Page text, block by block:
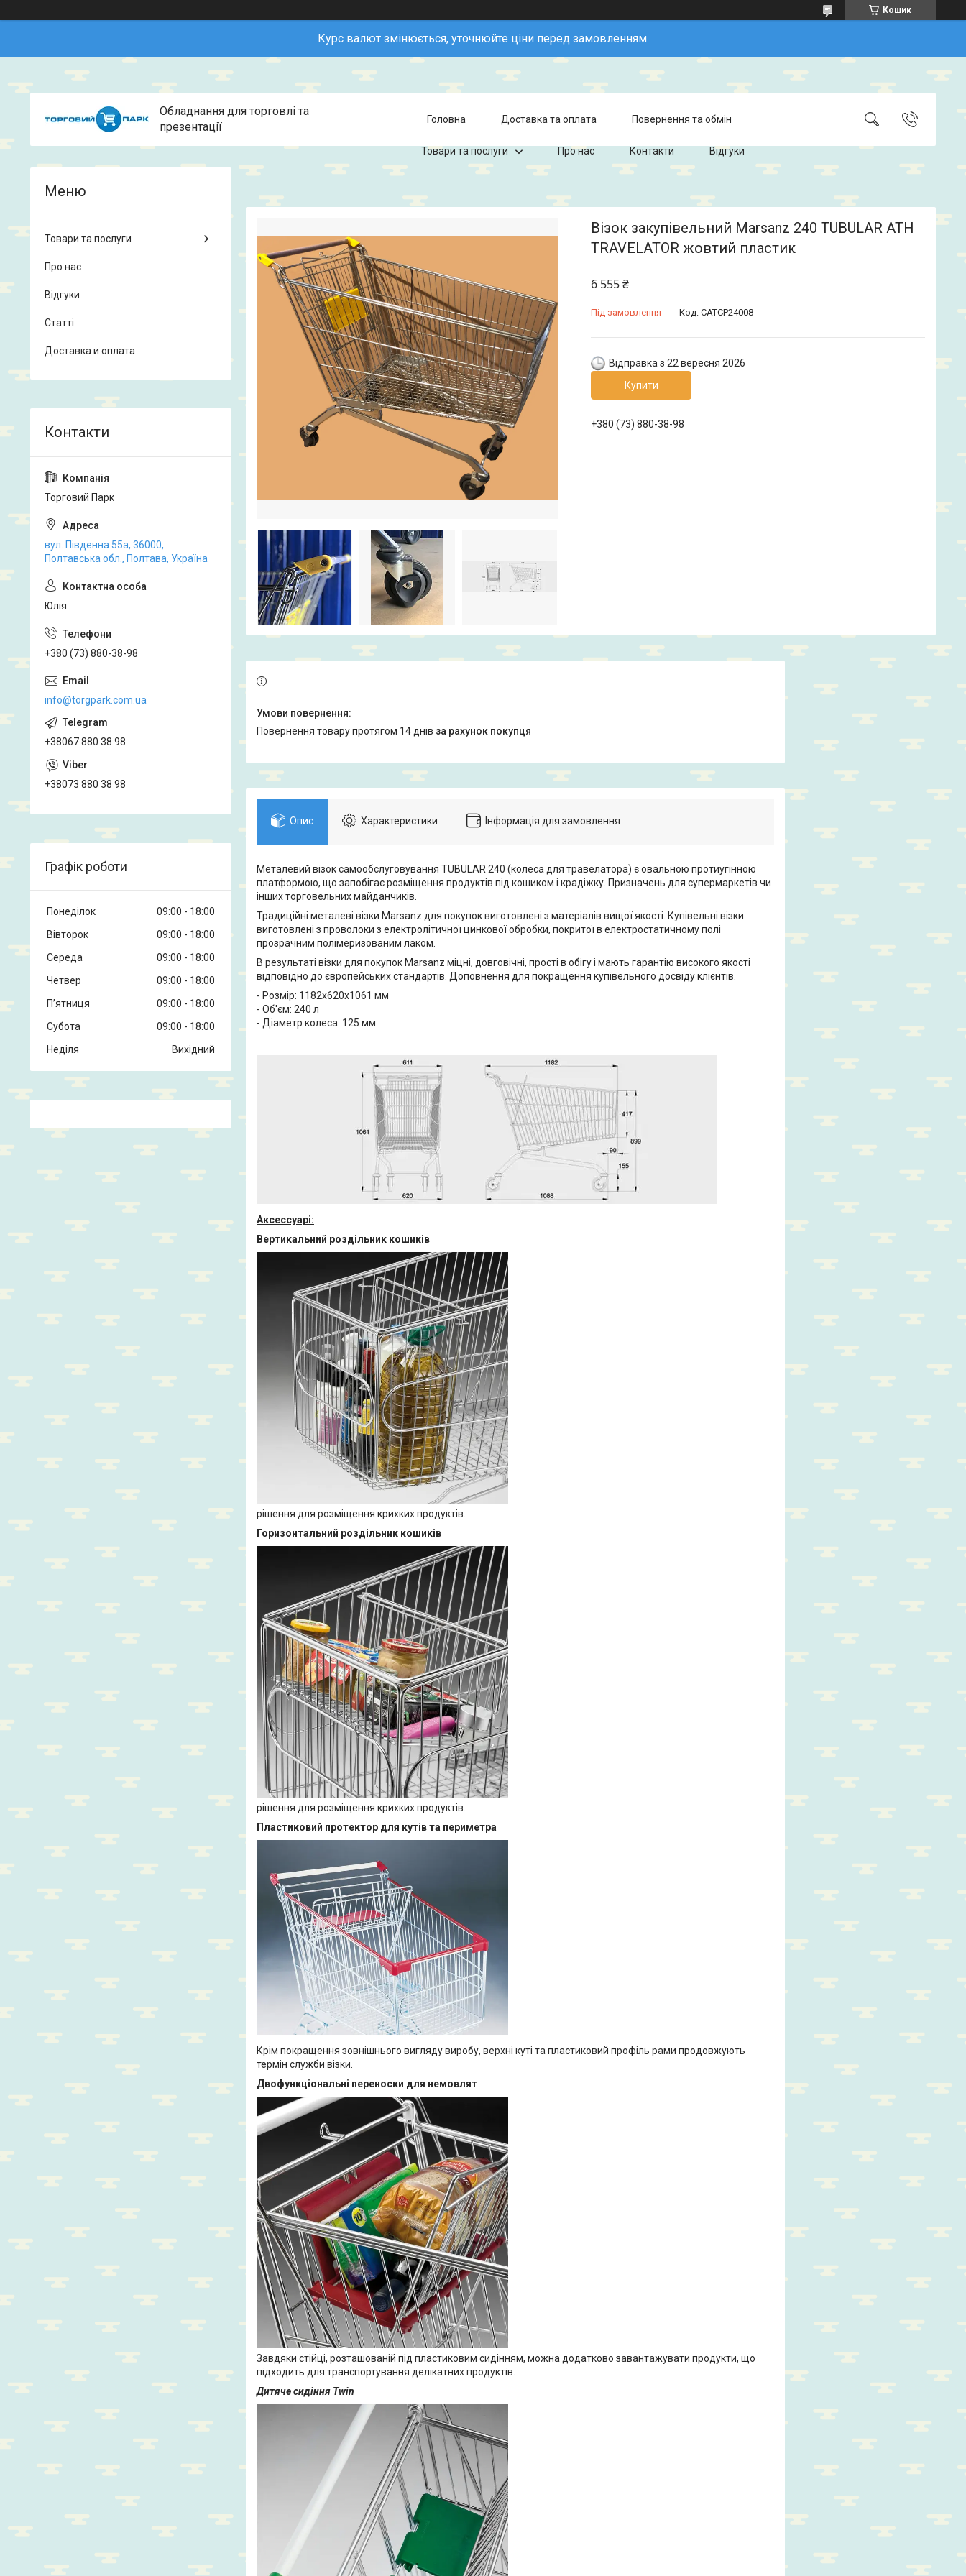
Кошик
Курс валют змінюється, уточнюйте ціни перед замовленням.
Обладнання для торговлі та
презентації
Головна Доставка та оплата Повернення та обмін
Товари та послуги Про нас Контакти Відгуки
Візок закупівельний Marsanz 240 TUBULAR ATH
TRAVELATOR жовтий пластик
6 555 ₴
Під замовлення Код: CATCP24008
Відправка з 22 вересня 2026
Купити
+380 (73) 880-38-98
повернення товару протягом 14 днів за рахунок покупця
Опис Характеристики Інформація для замовлення
Металевий візок самообслуговування TUBULAR 240 (колеса для травелатора) є овальною протиугінною
платформою, що запобігає розміщення продуктів під кошиком і крадіжку. Призначень для супермаркетів чи
інших торговельних майданчиків.
Традиційні металеві візки Marsanz для покупок виготовлені з матеріалів вищої якості. Купівельні візки
виготовлені з проволоки з електролітичної цинкової обробки, покритої в електростатичному полі
прозрачним полімеризованим лаком.
В результаті візки для покупок Marsanz міцні, довговічні, прості в обігу і мають гарантію високого якості
відповідно до європейських стандартів. Доповнення для покращення купівельного досвіду клієнтів.
- Розмір: 1182х620х1061 мм
- Об'єм: 240 л
- Діаметр колеса: 125 мм.
Аксессуарі:
Вертикальний роздільник кошиків
рішення для розміщення крихких продуктів.
Горизонтальний роздільник кошиків
рішення для розміщення крихких продуктів.
Пластиковий протектор для кутів та периметра
Крім покращення зовнішнього вигляду виробу, верхні куті та пластиковий профіль рами продовжують
термін служби візки.
Двофункціональні переноски для немовлят
Завдяки стійці, розташованій під пластиковим сидінням, можна додатково завантажувати продукти, що
підходить для транспортування делікатних продуктів.
Дитяче сидіння Twin
Товари та послуги
Про нас
Відгуки
Статті
Доставка и оплата
Торговий Парк
вул. Південна 55а, 36000,
Полтавська обл., Полтава, Україна
Юлія
+380 (73) 880-38-98
info@torgpark.com.ua
+38067 880 38 98
+38073 880 38 98
Графік роботи
Понеділок 09:00
18:00
Вівторок
09:00
18:00
Середа
09:00
18:00
Четвер
09:00
18:00
Пʼятниця
09:00
18:00
Субота
09:00
18:00
Неділя
Вихідний